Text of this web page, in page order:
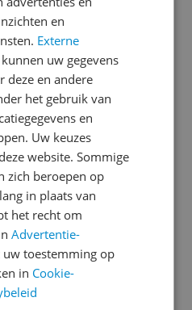
kunt u onze rails ook
voor kassalades van
- monteer uw
stappen onder uw
is gemaakt van staal
te garanderen. Voor
uw kassa onder de
kunnen
een lengte tot 41 cm
bevestigd. Onze
en
Externe
kunnen uw gegevens
deze en andere
het gebruik van
en
Uw keuzes
website. Sommige
zich beroepen op
in plaats van
het recht om
Advertentie-
uw toestemming op
in Cookie-